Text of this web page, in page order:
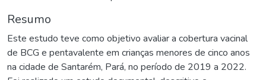
Resumo
Este estudo teve como objetivo avaliar a cobertura vacinal
de BCG e pentavalente em crianças menores de cinco anos
na cidade de Santarém, Pará, no período de 2019 a 2022.